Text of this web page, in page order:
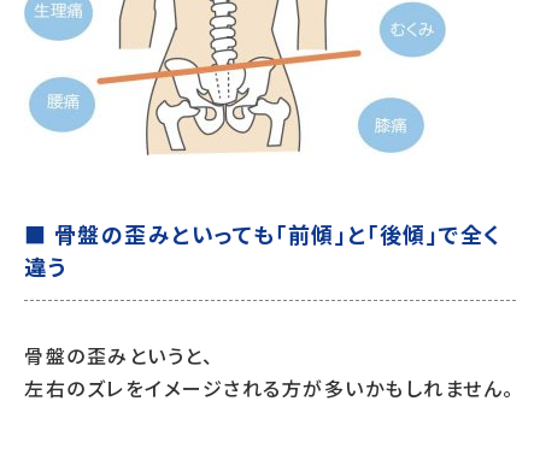
■ 骨盤の歪みといっても「前傾」と「後傾」で全く
違う
骨盤の歪みというと、
左右のズレをイメージされる方が多いかもしれません。